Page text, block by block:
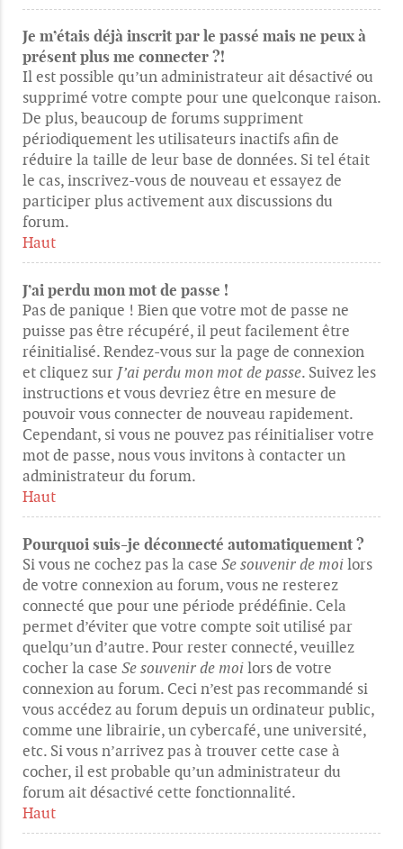
Je m’étais déjà inscrit par le passé mais ne peux à
présent plus me connecter ?!
Il est possible qu’un administrateur ait désactivé ou
supprimé votre compte pour une quelconque raison.
De plus, beaucoup de forums suppriment
périodiquement les utilisateurs inactifs afin de
réduire la taille de leur base de données. Si tel était
le cas, inscrivez-vous de nouveau et essayez de
participer plus activement aux discussions du
forum.
Haut
J’ai perdu mon mot de passe !
Pas de panique ! Bien que votre mot de passe ne
puisse pas être récupéré, il peut facilement être
réinitialisé. Rendez-vous sur la page de connexion
et cliquez sur J’ai perdu mon mot de passe. Suivez les
instructions et vous devriez être en mesure de
pouvoir vous connecter de nouveau rapidement.
Cependant, si vous ne pouvez pas réinitialiser votre
mot de passe, nous vous invitons à contacter un
administrateur du forum.
Haut
Pourquoi suis-je déconnecté automatiquement ?
Si vous ne cochez pas la case Se souvenir de moilors
de votre connexion au forum, vous ne resterez
connecté que pour une période prédéfinie. Cela
permet d’éviter que votre compte soit utilisé par
quelqu’un d’autre. Pour rester connecté, veuillez
cocher la case Se souvenir de moilors de votre
connexion au forum. Ceci n’est pas recommandé si
vous accédez au forum depuis un ordinateur public,
comme une librairie, un cybercafé, une université,
etc. Si vous n’arrivez pas à trouver cette case à
cocher, il est probable qu’un administrateur du
forum ait désactivé cette fonctionnalité.
Haut